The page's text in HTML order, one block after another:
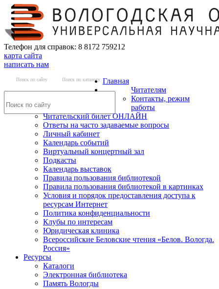
Телефон для справок: 8 8172 759212
карта сайта
написать нам
Поиск по сайту Поиск по каталогу Главная
Читателям
Контакты, режим
работы
Читательский билет ОНЛАЙН
Ответы на часто задаваемые вопросы
Личный кабинет
Календарь событий
Виртуальный концертный зал
Подкасты
Календарь выставок
Правила пользования библиотекой
Правила пользования библиотекой в картинках
Условия и порядок предоставления доступа к
ресурсам Интернет
Политика конфиденциальности
Клубы по интересам
Юридическая клиника
Всероссийские Беловские чтения «Белов. Вологда.
Россия»
Ресурсы
Каталоги
Электронная библиотека
Память Вологды